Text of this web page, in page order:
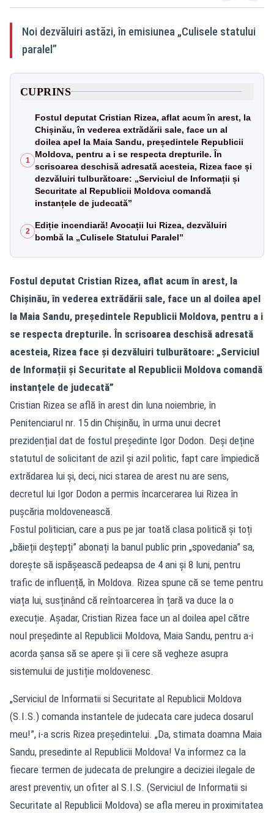
Noi dezvăluiri astăzi, în emisiunea „Culisele statului
paralel”
CUPRINS
1
Fostul deputat Cristian Rizea, aflat acum în arest, la
Chișinău, în vederea extrădării sale, face un al
doilea apel la Maia Sandu, președintele Republicii
Moldova, pentru a i se respecta drepturile. În
scrisoarea deschisă adresată acesteia, Rizea face și
dezvăluiri tulburătoare: „Serviciul de Informații și
Securitate al Republicii Moldova comandă
instanțele de judecată”
2
Ediție incendiară! Avocații lui Rizea, dezvăluiri
bombă la „Culisele Statului Paralel”
Fostul deputat Cristian Rizea, aflat acum în arest, la
Chișinău, în vederea extrădării sale, face un al doilea apel
la Maia Sandu, președintele Republicii Moldova, pentru a i
se respecta drepturile. În scrisoarea deschisă adresată
acesteia, Rizea face și dezvăluiri tulburătoare: „Serviciul
de Informații și Securitate al Republicii Moldova comandă
instanțele de judecată”
Cristian Rizea se află în arest din luna noiembrie, în
Penitenciarul nr. 15 din Chișinău, în urma unui decret
prezidențial dat de fostul președinte Igor Dodon. Deși deține
statutul de solicitant de azil și azil politic, fapt care împiedică
extrădarea lui și, deci, nici starea de arest nu are sens,
decretul lui Igor Dodon a permis încarcerarea lui Rizea în
pușcăria moldovenească.
Fostul politician, care a pus pe jar toată clasa politică și toți
„băieții deștepți” abonați la banul public prin „spovedania” sa,
dorește să ispășească pedeapsa de 4 ani și 8 luni, pentru
trafic de influență, în Moldova. Rizea spune că se teme pentru
viața lui, susținând că reîntoarcerea în țară va duce la o
execuție. Așadar, Cristian Rizea face un al doilea apel către
noul președinte al Republicii Moldova, Maia Sandu, pentru a-i
acorda șansa să se apere și îi cere să vegheze asupra
sistemului de justiție moldovenesc.
„Serviciul de Informatii si Securitate al Republicii Moldova
(S.I.S.) comanda instantele de judecata care judeca dosarul
meu!”, i-a scris Rizea președintelui. „Da, stimata doamna Maia
Sandu, presedinte al Republicii Moldova! Va informez ca la
fiecare termen de judecata de prelungire a deciziei ilegale de
arest preventiv, un ofiter al S.I.S. (Serviciul de Informatii si
Securitate al Republicii Moldova) se afla mereu in proximitatea